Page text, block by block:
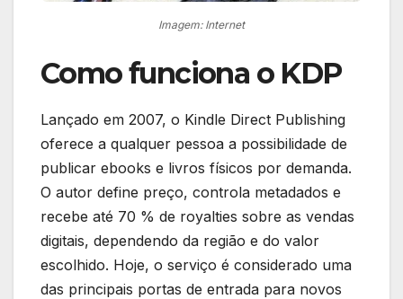
Imagem: Internet
Como funciona o KDP
Lançado em 2007, o Kindle Direct Publishing
oferece a qualquer pessoa a possibilidade de
publicar ebooks e livros físicos por demanda.
O autor define preço, controla metadados e
recebe até 70 % de royalties sobre as vendas
digitais, dependendo da região e do valor
escolhido. Hoje, o serviço é considerado uma
das principais portas de entrada para novos